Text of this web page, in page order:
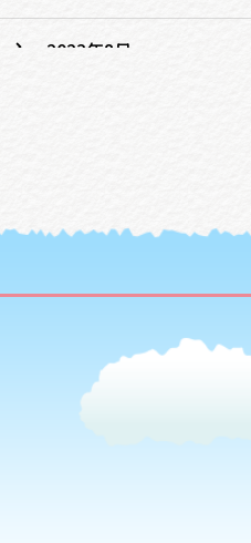
2023年8月
2022年3月
2022年1月